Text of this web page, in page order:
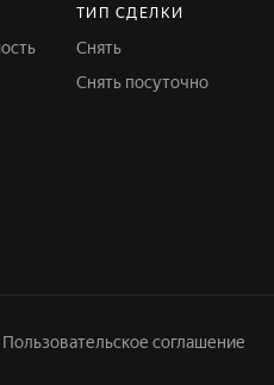
ТИП СДЕЛКИ
Снять
Снять посуточно
Пользовательское соглашение